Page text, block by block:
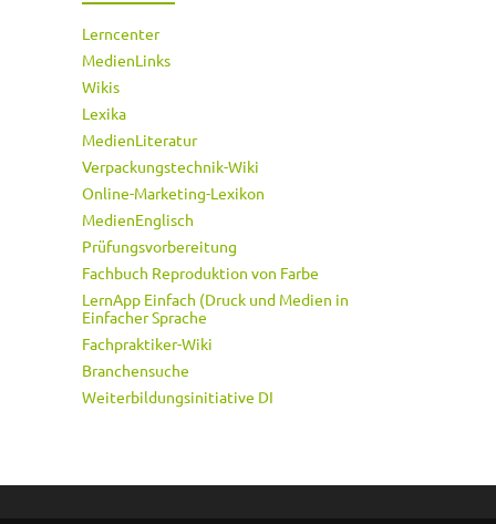
Lerncenter
MedienLinks
Wikis
Lexika
MedienLiteratur
Verpackungstechnik-Wiki
Online-Marketing-Lexikon
MedienEnglisch
Prüfungsvorbereitung
Fachbuch Reproduktion von Farbe
LernApp Einfach (Druck und Medien in
Einfacher Sprache
Fachpraktiker-Wiki
Branchensuche
Weiterbildungsinitiative DI